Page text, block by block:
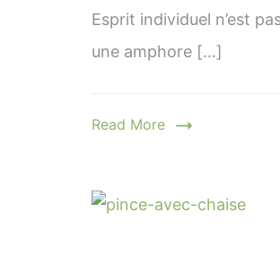
Esprit individuel n’est
une amphore […]
Read More